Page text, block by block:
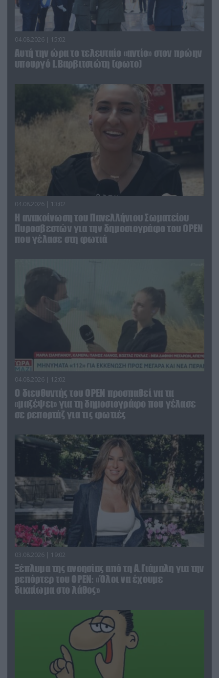
04.08.2026 | 15:02
Αυτή την ώρα το τελευταίο «αντίο» στον πρώην
υπουργό Ι.Βαρβιτσιώτη (φωτο)
04.08.2026 | 13:02
Η ανακοίνωση του Πανελλήνιου Σωματείου
Πυροσβεστών για την δημοσιογράφο του OPEN
που γέλασε στη φωτιά
04.08.2026 | 12:02
O διευθυντής του OPEN προσπαθεί να τα
«μαζέψει» για τη δημοσιογράφο που γέλασε
σε ρεπορτάζ για τις φωτιές
03.08.2026 | 19:02
Ξέπλυμα της ανοησίας από τη Α.Γιάμαλη για την
ρεπόρτερ του ΟΡΕΝ: «Όλοι να έχουμε
δικαίωμα στο λάθος»